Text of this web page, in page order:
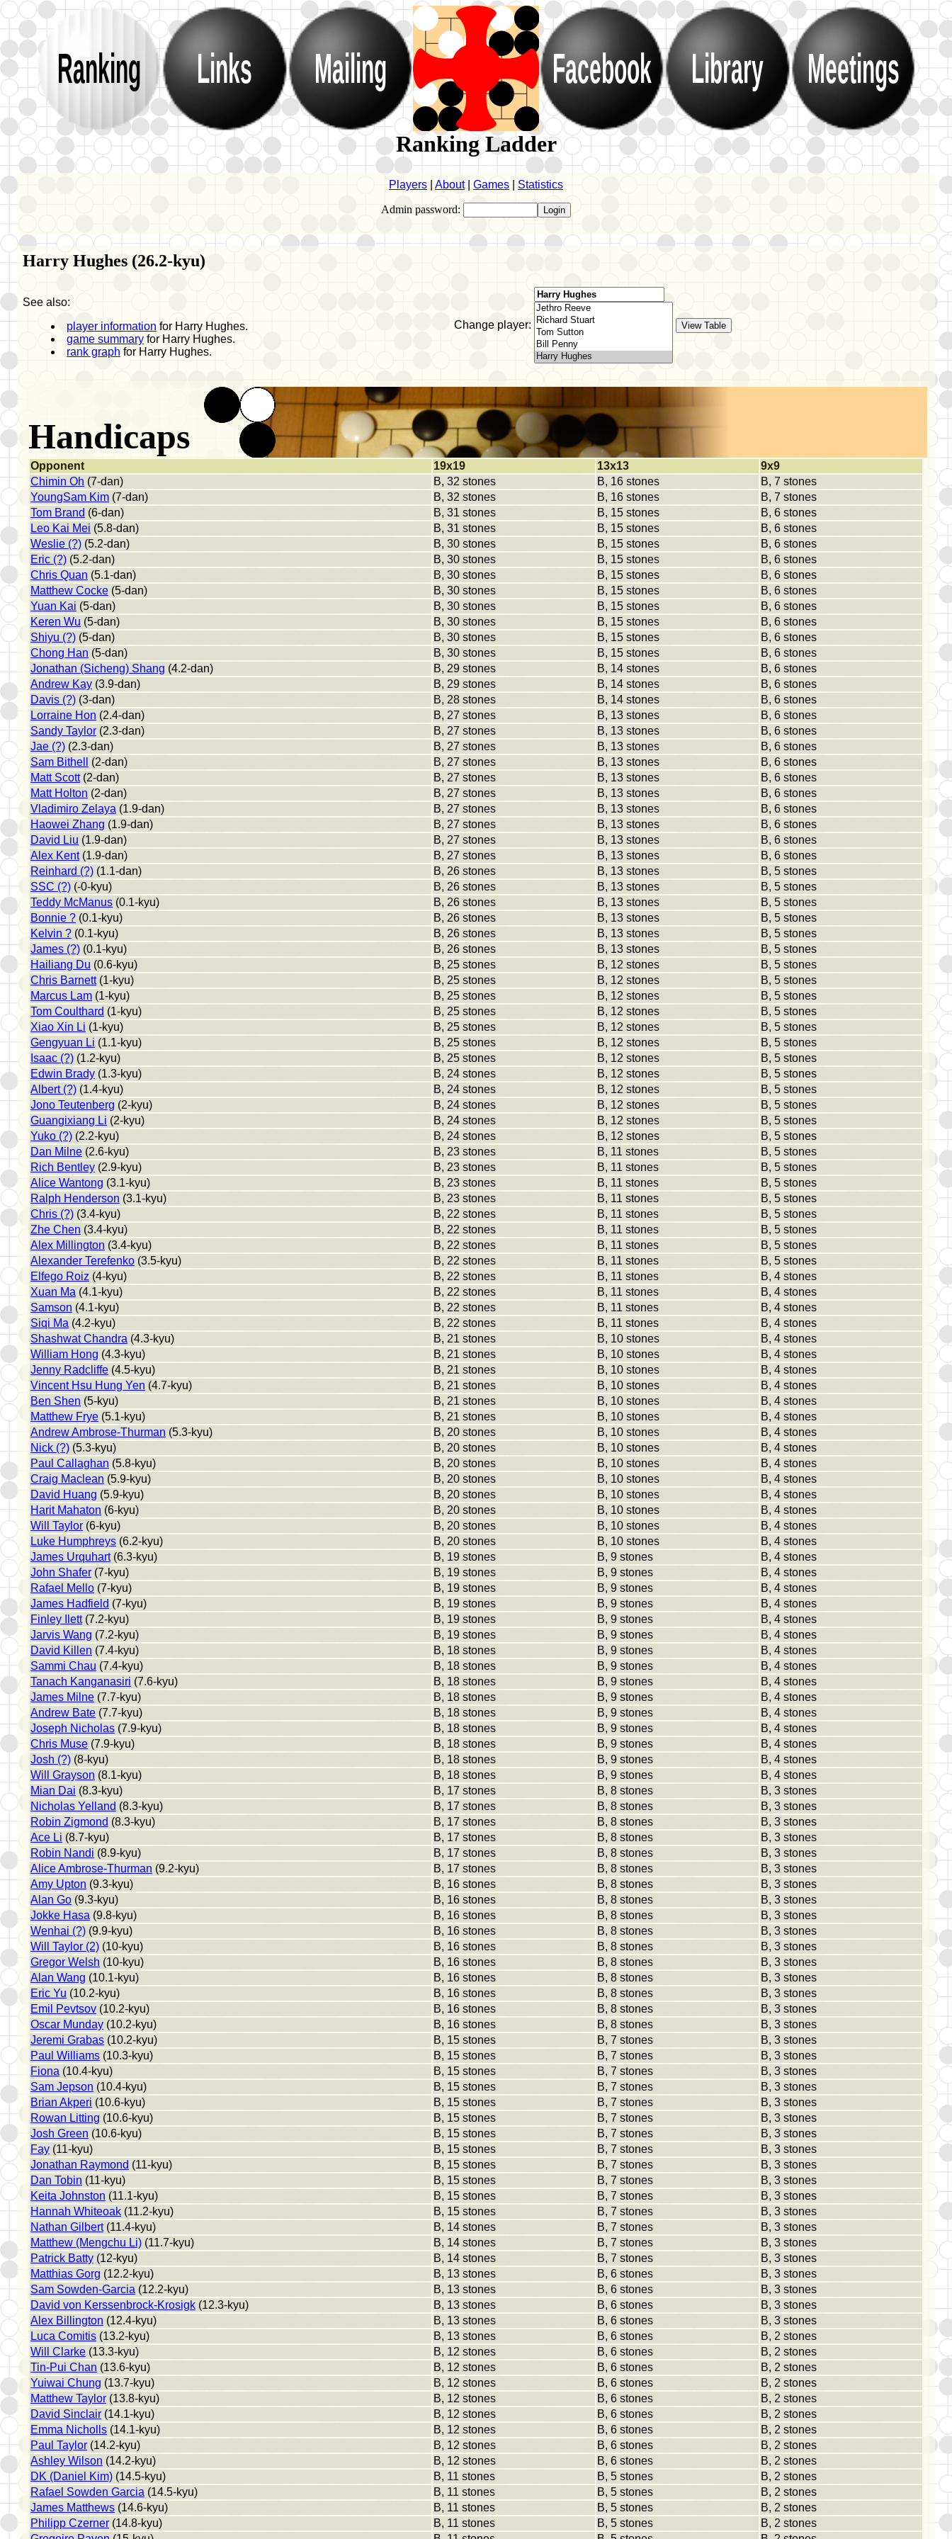
Ranking Links Mailing Facebook Library Meetings
Ranking Ladder
Players About| Games Statistics
Admin password:
Harry Hughes (26.2-kyu)
See also:
player information for Harry Hughes.
game summary for Harry Hughes.
rank graph for Harry Hughes.
Change player:
Handicaps
Opponent 19x19 13x13
9x9
Chimin Oh (7-dan) B, 32 stones B, 16 stones
B, 7 stones
YoungSam Kim (7-dan) B, 32 stones B, 16 stones
B, 7 stones
Tom Brand (6-dan) B, 31 stones B, 15 stones
B, 6 stones
Leo Kai Mei (5.8-dan) B, 31 stones B, 15 stones
B, 6 stones
Weslie (?) (5.2-dan) B, 30 stones B, 15 stones
B, 6 stones
Eric (?) (5.2-dan) B, 30 stones B, 15 stones
B, 6 stones
Chris Quan (5.1-dan) B, 30 stones B, 15 stones
B, 6 stones
Matthew Cocke (5-dan) B, 30 stones B, 15 stones
B, 6 stones
Yuan Kai (5-dan) B, 30 stones B, 15 stones
B, 6 stones
Keren Wu (5-dan) B, 30 stones B, 15 stones
B, 6 stones
Shiyu (?) (5-dan) B, 30 stones B, 15 stones
B, 6 stones
Chong Han (5-dan) B, 30 stones B, 15 stones
B, 6 stones
Jonathan (Sicheng) Shang (4.2-dan) B, 29 stones B, 14 stones
B, 6 stones
Andrew Kay (3.9-dan) B, 29 stones B, 14 stones
B, 6 stones
Davis (?) (3-dan) B, 28 stones B, 14 stones
B, 6 stones
Lorraine Hon (2.4-dan) B, 27 stones B, 13 stones
B, 6 stones
Sandy Taylor (2.3-dan) B, 27 stones B, 13 stones
B, 6 stones
Jae (?) (2.3-dan) B, 27 stones B, 13 stones
B, 6 stones
Sam Bithell
(2-dan) B, 27 stones B, 13 stones
B, 6 stones
Matt Scott(2-dan) B, 27 stones B, 13 stones
B, 6 stones
Matt Holton (2-dan) B, 27 stones B, 13 stones
B, 6 stones
Vladimiro Zelaya (1.9-dan) B, 27 stones B, 13 stones
B, 6 stones
Haowei Zhang (1.9-dan) B, 27 stones B, 13 stones
B, 6 stones
David Liu (1.9-dan) B, 27 stones B, 13 stones
B, 6 stones
Alex Kent(1.9-dan) B, 27 stones B, 13 stones
B, 6 stones
Reinhard (?) (1.1-dan) B, 26 stones B, 13 stones
B, 5 stones
SSC (?) (-0-kyu) B, 26 stones B, 13 stones
B, 5 stones
Teddy McManus (0.1-kyu) B, 26 stones B, 13 stones
B, 5 stones
Bonnie ? (0.1-kyu) B, 26 stones B, 13 stones
B, 5 stones
Kelvin ? (0.1-kyu) B, 26 stones B, 13 stones
B, 5 stones
James (?) (0.1-kyu) B, 26 stones B, 13 stones
B, 5 stones
Hailiang Du (0.6-kyu) B, 25 stones B, 12 stones
B, 5 stones
Chris Barnett(1-kyu) B, 25 stones B, 12 stones
B, 5 stones
Marcus Lam (1-kyu) B, 25 stones B, 12 stones
B, 5 stones
Tom Coulthard (1-kyu) B, 25 stones B, 12 stones
B, 5 stones
Xiao Xin Li (1-kyu) B, 25 stones B, 12 stones
B, 5 stones
Gengyuan Li (1.1-kyu) B, 25 stones B, 12 stones
B, 5 stones
Isaac (?) (1.2-kyu) B, 25 stones B, 12 stones
B, 5 stones
Edwin Brady (1.3-kyu) B, 24 stones B, 12 stones
B, 5 stones
Albert (?) (1.4-kyu) B, 24 stones B, 12 stones
B, 5 stones
Jono Teutenberg (2-kyu) B, 24 stones B, 12 stones
B, 5 stones
Guangixiang Li (2-kyu) B, 24 stones B, 12 stones
B, 5 stones
Yuko (?) (2.2-kyu) B, 24 stones B, 12 stones
B, 5 stones
Dan Milne (2.6-kyu) B, 23 stones B, 11 stones
B, 5 stones
Rich Bentley (2.9-kyu) B, 23 stones B, 11 stones
B, 5 stones
Alice Wantong (3.1-kyu) B, 23 stones B, 11 stones
B, 5 stones
Ralph Henderson (3.1-kyu) B, 23 stones B, 11 stones
B, 5 stones
Chris (?) (3.4-kyu) B, 22 stones B, 11 stones
B, 5 stones
Zhe Chen (3.4-kyu) B, 22 stones B, 11 stones
B, 5 stones
Alex Millington (3.4-kyu) B, 22 stones B, 11 stones
B, 5 stones
Alexander Terefenko (3.5-kyu) B, 22 stones B, 11 stones
B, 5 stones
Elfego Roiz (4-kyu) B, 22 stones B, 11 stones
B, 4 stones
Xuan Ma (4.1-kyu) B, 22 stones B, 11 stones
B, 4 stones
Samson (4.1-kyu) B, 22 stones B, 11 stones
B, 4 stones
Siqi Ma (4.2-kyu) B, 22 stones B, 11 stones
B, 4 stones
Shashwat Chandra (4.3-kyu) B, 21 stones B, 10 stones
B, 4 stones
William Hong (4.3-kyu) B, 21 stones B, 10 stones
B, 4 stones
Jenny Radcliffe (4.5-kyu) B, 21 stones B, 10 stones
B, 4 stones
Vincent Hsu Hung Yen (4.7-kyu) B, 21 stones B, 10 stones
B, 4 stones
Ben Shen (5-kyu) B, 21 stones B, 10 stones
B, 4 stones
Matthew Frye (5.1-kyu) B, 21 stones B, 10 stones
B, 4 stones
Andrew Ambrose-Thurman (5.3-kyu) B, 20 stones B, 10 stones
B, 4 stones
Nick (?) (5.3-kyu) B, 20 stones B, 10 stones
B, 4 stones
Paul Callaghan (5.8-kyu) B, 20 stones B, 10 stones
B, 4 stones
Craig Maclean (5.9-kyu) B, 20 stones B, 10 stones
B, 4 stones
David Huang (5.9-kyu) B, 20 stones B, 10 stones
B, 4 stones
Harit Mahaton (6-kyu) B, 20 stones B, 10 stones
B, 4 stones
Will Taylor (6-kyu) B, 20 stones B, 10 stones
B, 4 stones
Luke Humphreys (6.2-kyu) B, 20 stones B, 10 stones
B, 4 stones
James Urquhart(6.3-kyu) B, 19 stones B, 9 stones
B, 4 stones
John Shafer (7-kyu) B, 19 stones B, 9 stones
B, 4 stones
Rafael Mello (7-kyu) B, 19 stones B, 9 stones
B, 4 stones
James Hadfield (7-kyu) B, 19 stones B, 9 stones
B, 4 stones
Finley Ilett(7.2-kyu) B, 19 stones B, 9 stones
B, 4 stones
Jarvis Wang (7.2-kyu) B, 19 stones B, 9 stones
B, 4 stones
David Killen (7.4-kyu) B, 18 stones B, 9 stones
B, 4 stones
Sammi Chau (7.4-kyu) B, 18 stones B, 9 stones
B, 4 stones
Tanach Kanganasiri (7.6-kyu) B, 18 stones B, 9 stones
B, 4 stones
James Milne (7.7-kyu) B, 18 stones B, 9 stones
B, 4 stones
Andrew Bate (7.7-kyu) B, 18 stones B, 9 stones
B, 4 stones
Joseph Nicholas (7.9-kyu) B, 18 stones B, 9 stones
B, 4 stones
Chris Muse (7.9-kyu) B, 18 stones B, 9 stones
B, 4 stones
Josh (?) (8-kyu) B, 18 stones B, 9 stones
B, 4 stones
Will Grayson (8.1-kyu) B, 18 stones B, 9 stones
B, 4 stones
Mian Dai (8.3-kyu) B, 17 stones B, 8 stones
B, 3 stones
Nicholas Yelland (8.3-kyu) B, 17 stones B, 8 stones
B, 3 stones
Robin Zigmond (8.3-kyu) B, 17 stones B, 8 stones
B, 3 stones
Ace Li (8.7-kyu) B, 17 stones B, 8 stones
B, 3 stones
Robin Nandi (8.9-kyu) B, 17 stones B, 8 stones
B, 3 stones
Alice Ambrose-Thurman (9.2-kyu) B, 17 stones B, 8 stones
B, 3 stones
Amy Upton (9.3-kyu) B, 16 stones B, 8 stones
B, 3 stones
Alan Go (9.3-kyu) B, 16 stones B, 8 stones
B, 3 stones
Jokke Hasa (9.8-kyu) B, 16 stones B, 8 stones
B, 3 stones
Wenhai (?) (9.9-kyu) B, 16 stones B, 8 stones
B, 3 stones
Will Taylor (2) (10-kyu) B, 16 stones B, 8 stones
B, 3 stones
Gregor Welsh (10-kyu) B, 16 stones B, 8 stones
B, 3 stones
Alan Wang (10.1-kyu) B, 16 stones B, 8 stones
B, 3 stones
Eric Yu (10.2-kyu) B, 16 stones B, 8 stones
B, 3 stones
Emil Pevtsov (10.2-kyu) B, 16 stones B, 8 stones
B, 3 stones
Oscar Munday (10.2-kyu) B, 16 stones B, 8 stones
B, 3 stones
Jeremi Grabas (10.2-kyu) B, 15 stones B, 7 stones
B, 3 stones
Paul Williams (10.3-kyu) B, 15 stones B, 7 stones
B, 3 stones
Fiona (10.4-kyu) B, 15 stones B, 7 stones
B, 3 stones
Sam Jepson (10.4-kyu) B, 15 stones B, 7 stones
B, 3 stones
Brian Akperi (10.6-kyu) B, 15 stones B, 7 stones
B, 3 stones
Rowan Litting (10.6-kyu) B, 15 stones B, 7 stones
B, 3 stones
Josh Green (10.6-kyu) B, 15 stones B, 7 stones
B, 3 stones
Fay (11-kyu) B, 15 stones B, 7 stones
B, 3 stones
Jonathan Raymond (11-kyu) B, 15 stones B, 7 stones
B, 3 stones
Dan Tobin (11-kyu) B, 15 stones B, 7 stones
B, 3 stones
Keita Johnston (11.1-kyu) B, 15 stones B, 7 stones
B, 3 stones
Hannah Whiteoak (11.2-kyu) B, 15 stones B, 7 stones
B, 3 stones
Nathan Gilbert(11.4-kyu) B, 14 stones B, 7 stones
B, 3 stones
Matthew (Mengchu Li) (11.7-kyu) B, 14 stones B, 7 stones
B, 3 stones
Patrick Batty (12-kyu) B, 14 stones B, 7 stones
B, 3 stones
Matthias Gorg (12.2-kyu) B, 13 stones B, 6 stones
B, 3 stones
Sam Sowden-Garcia (12.2-kyu) B, 13 stones B, 6 stones
B, 3 stones
David von Kerssenbrock-Krosigk (12.3-kyu) B, 13 stones B, 6 stones
B, 3 stones
Alex Billington (12.4-kyu) B, 13 stones B, 6 stones
B, 3 stones
Luca Comitis (13.2-kyu) B, 13 stones B, 6 stones
B, 2 stones
Will Clarke (13.3-kyu) B, 12 stones B, 6 stones
B, 2 stones
Tin-Pui Chan (13.6-kyu) B, 12 stones B, 6 stones
B, 2 stones
Yuiwai Chung (13.7-kyu) B, 12 stones B, 6 stones
B, 2 stones
Matthew Taylor (13.8-kyu) B, 12 stones B, 6 stones
B, 2 stones
David Sinclair (14.1-kyu) B, 12 stones B, 6 stones
B, 2 stones
Emma Nicholls (14.1-kyu) B, 12 stones B, 6 stones
B, 2 stones
Paul Taylor (14.2-kyu) B, 12 stones B, 6 stones
B, 2 stones
Ashley Wilson (14.2-kyu) B, 12 stones B, 6 stones
B, 2 stones
DK (Daniel Kim) (14.5-kyu) B, 11 stones B, 5 stones
B, 2 stones
Rafael Sowden Garcia (14.5-kyu) B, 11 stones B, 5 stones
B, 2 stones
James Matthews (14.6-kyu) B, 11 stones B, 5 stones
B, 2 stones
Philipp Czerner (14.8-kyu) B, 11 stones B, 5 stones
B, 2 stones